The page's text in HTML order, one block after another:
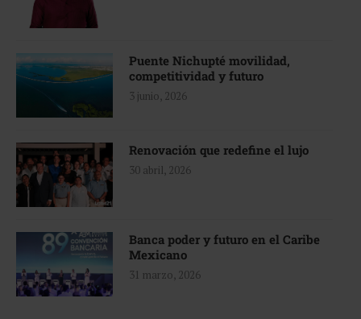
Puente Nichupté movilidad,
competitividad y futuro
3 junio, 2026
Renovación que redefine el lujo
30 abril, 2026
Banca poder y futuro en el Caribe
Mexicano
31 marzo, 2026